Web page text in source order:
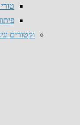
וקטורים